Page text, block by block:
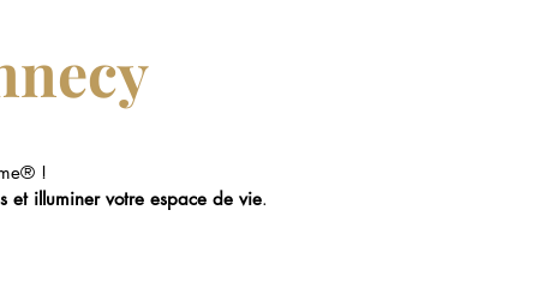
!
et illuminer votre espace de vie.